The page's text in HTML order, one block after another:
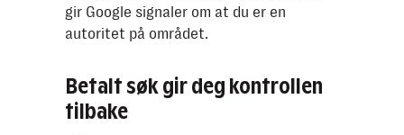
gir Google signaler om at du er en
autoritet på området.
Betalt søk gir deg kontrollen
tilbake